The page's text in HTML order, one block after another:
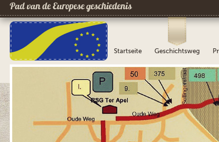
Pad van de Europese geschiedenis
Startseite Geschichtsweg